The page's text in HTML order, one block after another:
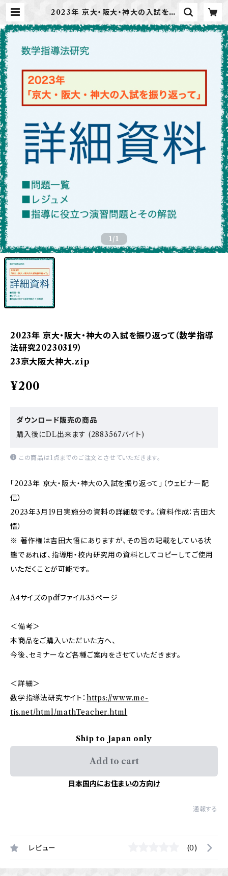
2023年 京大・阪大・神大の入試を振
9） | METIS BOOK
1 /1
2023年 京大・阪大・神大の入試を振り返って（数学指導
法研究20230319）
23京大阪大神大.zip
¥200
ダウンロード販売の商品
購入後にDL出来ます (2883567バイト)
この商品は1点までのご注文とさせていただきます。
「2023年 京大・阪大・神大の入試を振り返って」（ウェビナー配
信）
2023年3月19日実施分の資料の詳細版です。（資料作成：吉田大
悟）
※ 著作権は吉田大悟にありますが、その旨の記載をしている状
態であれば、指導用・校内研究用の資料としてコピーしてご使用
いただくことが可能です。
A4サイズのpdfファイル35ページ
＜備考＞
本商品をご購入いただいた方へ、
今後、セミナーなど各種ご案内をさせていただきます。
＜詳細＞
数学指導法研究サイト： https://www.me-
tis.net/html/mathTeacher.html
Ship to Japan only
Add to cart
日本国内にお住まいの方向け
通報する
レビュー (0)